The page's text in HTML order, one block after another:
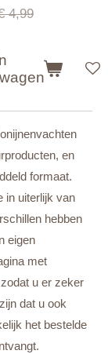
4,99
en
formaat.
in uiterlijk van
hebben
eigen
met
u er zeker
dat u ook
het bestelde